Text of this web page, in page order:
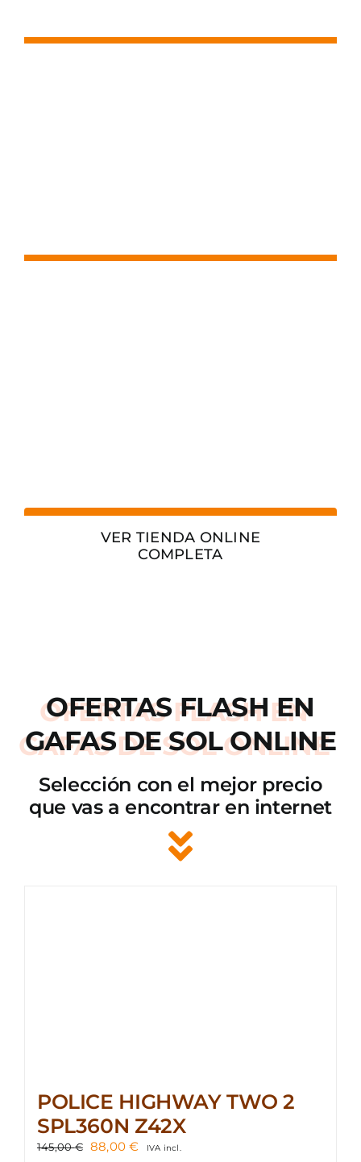
VER TIENDA ONLINE
COMPLETA
OFERTAS FLASH EN
GAFAS DE SOL ONLINE
Selección con el mejor precio
que vas a encontrar en internet
POLICE HIGHWAY TWO 2
SPL360N Z42X
145,00€ El
88,00€ ElIVA incl.